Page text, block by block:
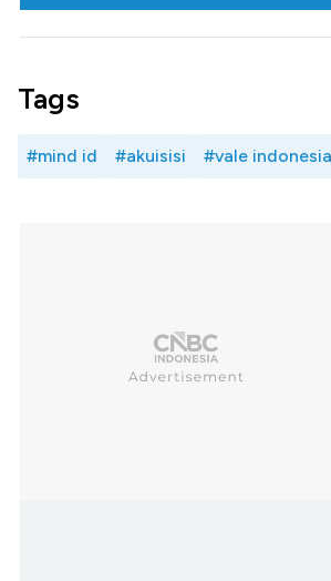
Tags
#mind id #akuisisi #vale indonesia